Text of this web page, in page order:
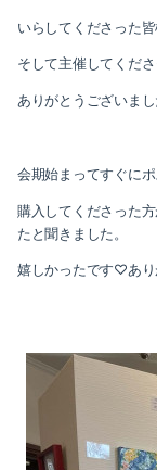
いらしてくださった皆
そして主催してくだ
ありがとうございま
会期始まってすぐに
購入してくださった
たと聞きました。
嬉しかったです♡あり